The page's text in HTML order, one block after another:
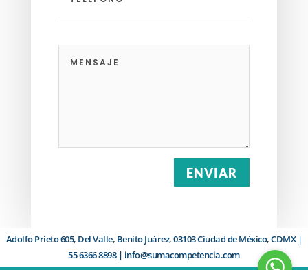
ENVIAR
Adolfo Prieto 605, Del Valle, Benito Juárez, 03103 Ciudad de México, CDMX |
55 6366 8898 | info@sumacompetencia.com